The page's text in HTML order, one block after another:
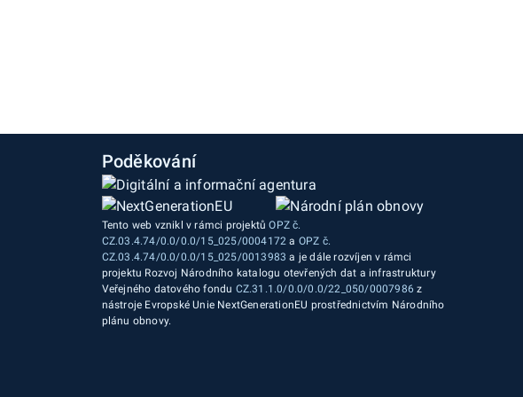
Poděkování
Tento web vznikl v rámci projektůOPZ č.
CZ.03.4.74/0.0/0.0/15_025/0004172 a OPZ č.
CZ.03.4.74/0.0/0.0/15_025/0013983 a je dále rozvíjen v rámci
projektu Rozvoj Národního katalogu otevřených dat a infrastruktury
Veřejného datového fondu CZ.31.1.0/0.0/0.0/22_050/0007986 z
nástroje Evropské Unie NextGenerationEU prostřednictvím Národního
plánu obnovy.